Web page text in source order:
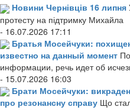
Новини Чернівців 16 липня
протесту на підтримку Михайла
- 16.07.2026 17:11
Братья Мосейчуки:
известно на данный момент
информации, речь идет об
- 15.07.2026 16:03
Брати Мосейчуки:
про резонансну справу Що